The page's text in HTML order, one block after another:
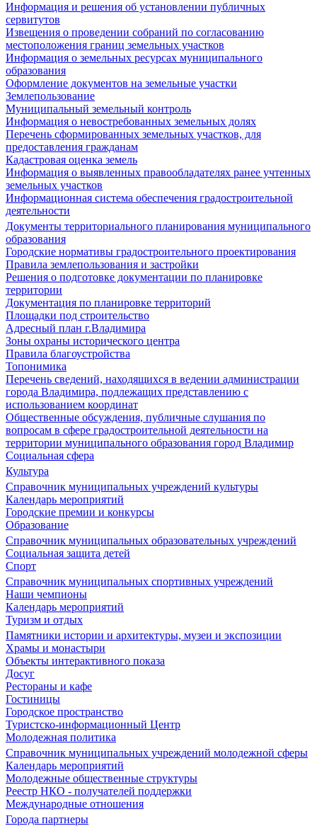
Информация и решения об установлении публичных
сервитутов
Извещения о проведении собраний по согласованию
местоположения границ земельных участков
Информация о земельных ресурсах муниципального
образования
Оформление документов на земельные участки
Землепользование
Муниципальный земельный контроль
Информация о невостребованных земельных долях
Перечень сформированных земельных участков, для
предоставления гражданам
Кадастровая оценка земель
Информация о выявленных правообладателях ранее учтенных
земельных участков
Информационная система обеспечения градостроительной
деятельности
Документы территориального планирования муниципального
образования
Городские нормативы градостроительного проектирования
Правила землепользования и застройки
Решения о подготовке документации по планировке
территории
Документация по планировке территорий
Площадки под строительство
Адресный план г.Владимира
Зоны охраны исторического центра
Правила благоустройства
Топонимика
Перечень сведений, находящихся в ведении администрации
города Владимира, подлежащих представлению с
использованием координат
Общественные обсуждения, публичные слушания по
вопросам в сфере градостроительной деятельности на
территории муниципального образования город Владимир
Социальная сфера
Культура
Справочник муниципальных учреждений культуры
Календарь мероприятий
Городские премии и конкурсы
Образование
Справочник муниципальных образовательных учреждений
Социальная защита детей
Спорт
Справочник муниципальных спортивных учреждений
Наши чемпионы
Календарь мероприятий
Туризм и отдых
Памятники истории и архитектуры, музеи и экспозиции
Храмы и монастыри
Объекты интерактивного показа
Досуг
Рестораны и кафе
Гостиницы
Городское пространство
Туристско-информационный Центр
Молодежная политика
Справочник муниципальных учреждений молодежной сферы
Календарь мероприятий
Молодежные общественные структуры
Реестр НКО - получателей поддержки
Международные отношения
Города партнеры